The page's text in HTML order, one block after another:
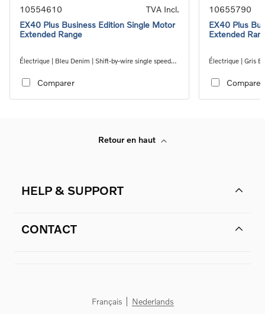
10554610
TVA Incl.
EX40 Plus Business Edition Single Motor
Extended Range
Électrique | Bleu Denim | Shift-by-wire single speed
Comparer
10655790
EX40 Plus
Extended
Électrique | Gris
Comparer
Retour en haut
HELP & SUPPORT
CONTACT
Français Nederlands